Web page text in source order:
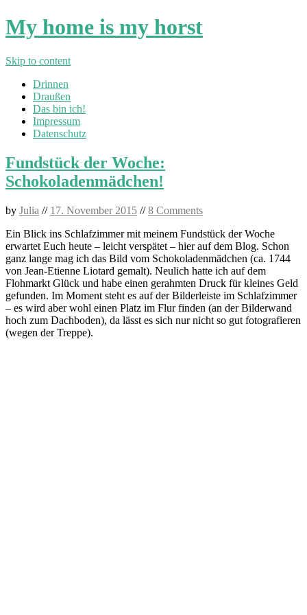
My home is my horst
Skip to content
Drinnen
Draußen
Das bin ich!
Impressum
Datenschutz
Fundstück der Woche:
Schokoladenmädchen!
by Julia // 17. November 2015 //8 Comments
Ein Blick ins Schlafzimmer mit meinem Fundstück der Woche
erwartet Euch heute – leicht verspätet – hier auf dem Blog. Schon
ganz lange mag ich das Bild vom Schokoladenmädchen (ca. 1744
von Jean-Etienne Liotard gemalt). Neulich hatte ich auf dem
Flohmarkt Glück und habe einen gerahmten Druck für kleines Geld
gefunden. Im Moment steht es auf der Bilderleiste im Schlafzimmer
– es wird aber wohl einen Platz im Flur finden (an der Bilderwand
hoch zum Dachboden), da lässt es sich nur nicht so gut fotografieren
(wegen der Treppe).